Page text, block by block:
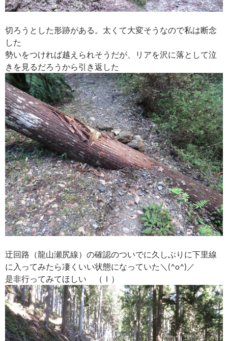
切ろうとした形跡がある。太くて大変そうなので私は断念
した
勢いをつければ越えられそうだが、リアを沢に落として泣
きを見るだろうから引き返した
迂回路（龍山瀬尻線）の確認のついでに久しぶりに下里線
に入ってみたら凄くいい状態になっていた＼(^o^)／
是非行ってみてほしい （Ｉ）